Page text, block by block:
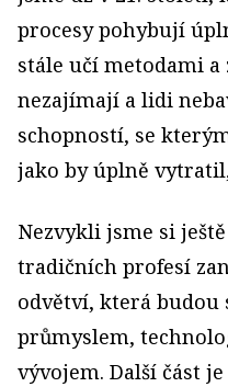
procesy pohybují
stále učí metodami
nezajímají a lidi
schopností, se
jako by úplně
Nezvykli jsme si
tradičních profesí
odvětví, která budou
průmyslem,
vývojem. Další část